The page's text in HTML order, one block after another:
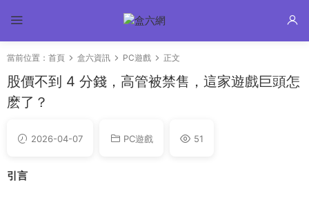
當前位置： 首頁 盒六資訊 PC遊戲 正文
股價不到 4 分錢，高管被禁售，這家遊戲巨頭怎
麽了？
2026-04-07 PC遊戲 51
引言